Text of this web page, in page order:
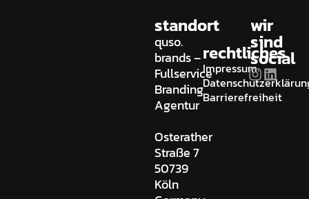
standort
quso.
brands –
Fullservice
Branding
Agentur
Osterather
Straße 7
50739
Köln
rechtliches
Impressum
Barrierefreiheit
wir
sind
social